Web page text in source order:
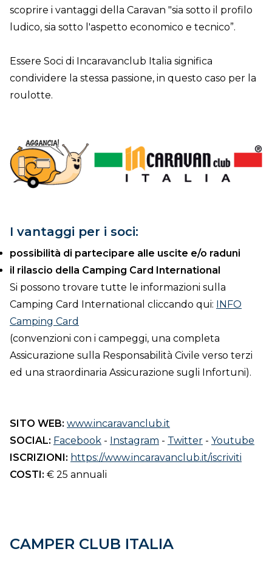
scoprire i vantaggi della Caravan "sia sotto il profilo
ludico, sia sotto l'aspetto economico e tecnico”.
Essere Soci di Incaravanclub Italia significa
condividere la stessa passione, in questo caso per la
roulotte.
I vantaggi per i soci:
possibilità di partecipare alle uscite e/o raduni
il rilascio della Camping Card International
Si possono trovare tutte le informazioni sulla
Camping Card International cliccando qui: INFO
Camping Card
(convenzioni con i campeggi, una completa
Assicurazione sulla Responsabilità Civile verso terzi
ed una straordinaria Assicurazione sugli Infortuni).
SITO WEB: www.incaravanclub.it
SOCIAL: Facebook - Instagram - Twitter - Youtube
ISCRIZIONI: https://www.incaravanclub.it/iscriviti
COSTI: € 25 annuali
CAMPER CLUB ITALIA